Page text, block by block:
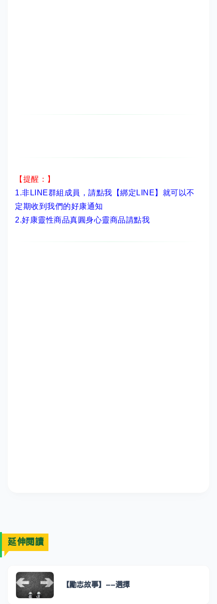
【提醒：】
1.非LINE群組成員， 請點我【綁定LINE】 就可以不
定期收到我們的好康通知
2.好康靈性商品真圓身心靈商品請點我
延伸閱讀
【勵志故事】--選擇